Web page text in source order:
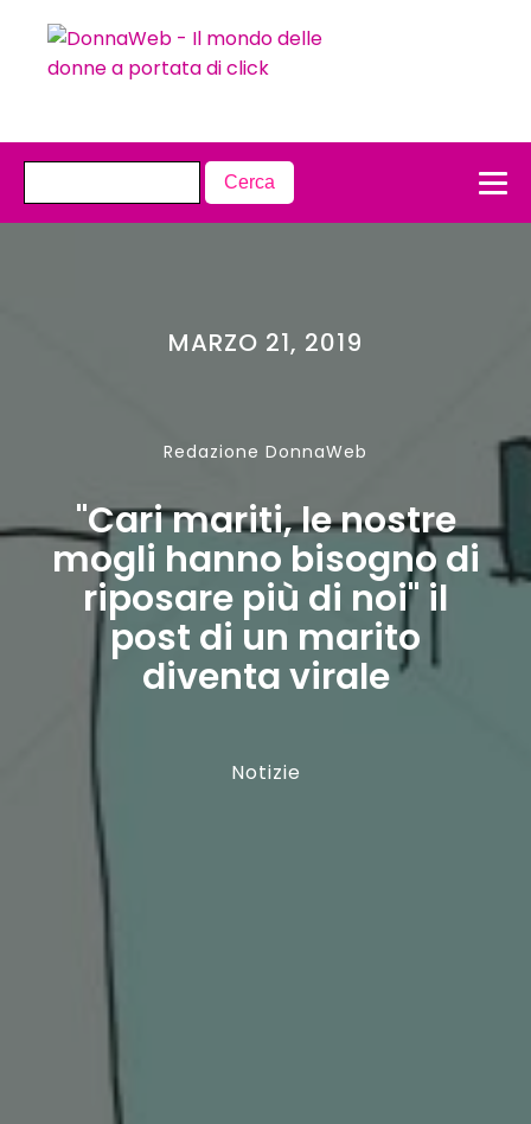
MARZO 21, 2019
Redazione DonnaWeb
"Cari mariti, le nostre
mogli hanno bisogno di
riposare più di noi" il
post di un marito
diventa virale
Notizie